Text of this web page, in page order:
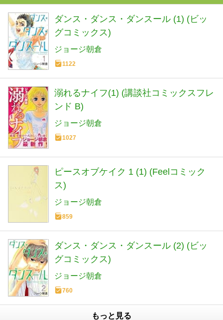
ダンス・ダンス・ダンスール (1) (ビッ
グコミックス)
ジョージ朝倉
1122
溺れるナイフ(1) (講談社コミックスフレ
ンド B)
ジョージ朝倉
1027
ピースオブケイク 1 (1) (Feelコミック
ス)
ジョージ朝倉
859
ダンス・ダンス・ダンスール (2) (ビッ
グコミックス)
ジョージ朝倉
760
もっと見る